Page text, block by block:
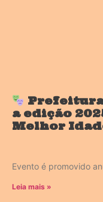
a edição
Melhor
Evento é promovido
Leia mais »